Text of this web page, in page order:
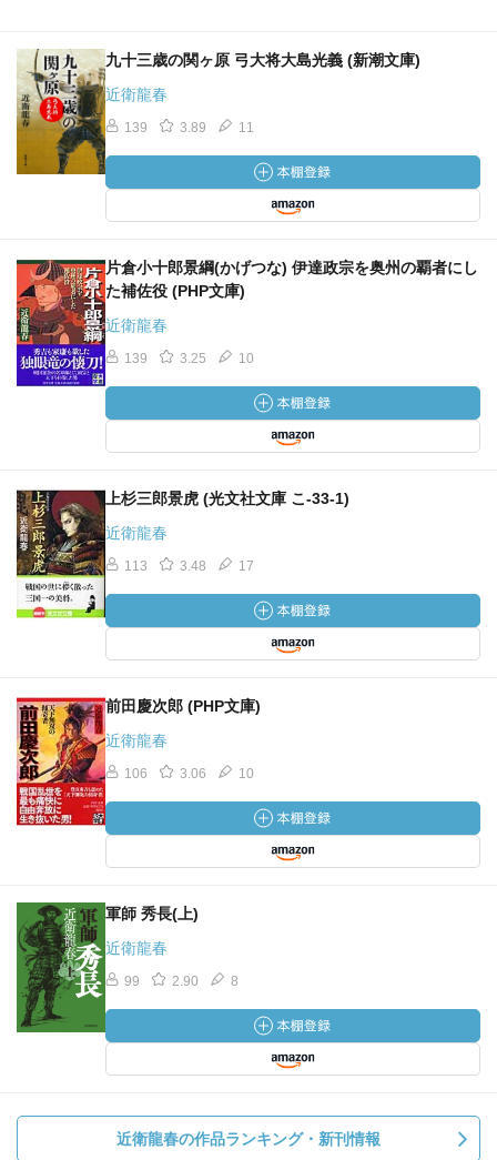
九十三歳の関ヶ原 弓大将大島光義 (新潮文庫)
近衛龍春
139 3.89 11
片倉小十郎景綱(かげつな) 伊達政宗を奥州の覇者にし
た補佐役 (PHP文庫)
近衛龍春
139 3.25 10
上杉三郎景虎 (光文社文庫 こ-33-1)
近衛龍春
113 3.48 17
前田慶次郎 (PHP文庫)
近衛龍春
106 3.06 10
軍師 秀長(上)
近衛龍春
99 2.90 8
近衛龍春の作品ランキング・新刊情報